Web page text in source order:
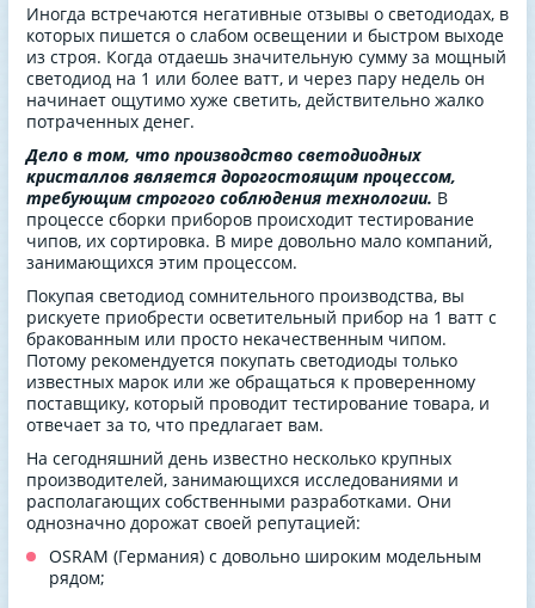
Иногда встречаются негативные отзывы о светодиодах, в
которых пишется о слабом освещении и быстром выходе
из строя. Когда отдаешь значительную сумму за мощный
светодиод на 1 или более ватт, и через пару недель он
начинает ощутимо хуже светить, действительно жалко
потраченных денег.
Дело в том, что производство светодиодных
кристаллов является дорогостоящим процессом,
требующим строгого соблюдения технологии. В
процессе сборки приборов происходит тестирование
чипов, их сортировка. В мире довольно мало компаний,
занимающихся этим процессом.
Покупая светодиод сомнительного производства, вы
рискуете приобрести осветительный прибор на 1 ватт с
бракованным или просто некачественным чипом.
Потому рекомендуется покупать светодиоды только
известных марок или же обращаться к проверенному
поставщику, который проводит тестирование товара, и
отвечает за то, что предлагает вам.
На сегодняшний день известно несколько крупных
производителей, занимающихся исследованиями и
располагающих собственными разработками. Они
однозначно дорожат своей репутацией:
OSRAM (Германия) с довольно широким модельным
рядом;